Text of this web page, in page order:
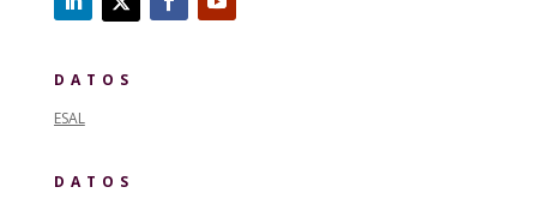
DATOS
ESAL
DATOS